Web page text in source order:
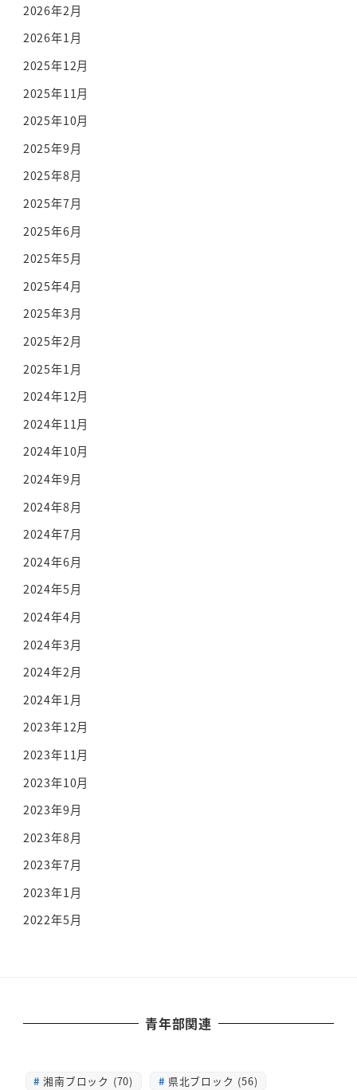
2026年2月
2026年1月
2025年12月
2025年11月
2025年10月
2025年9月
2025年8月
2025年7月
2025年6月
2025年5月
2025年4月
2025年3月
2025年2月
2025年1月
2024年12月
2024年11月
2024年10月
2024年9月
2024年8月
2024年7月
2024年6月
2024年5月
2024年4月
2024年3月
2024年2月
2024年1月
2023年12月
2023年11月
2023年10月
2023年9月
2023年8月
2023年7月
2023年1月
2022年5月
青年部関連
湘南ブロック (70)
県北ブロック (56)